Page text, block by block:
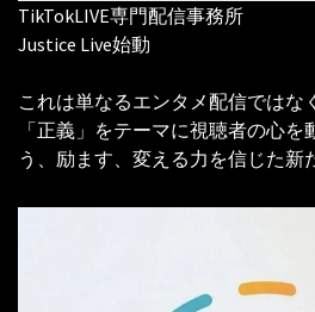
TikTokLIVE専門配信事務所
Justice Live始動
これは単なるエンタメ配信ではな
「正義」をテーマに視聴者の心
う、励ます、変える力を信じた新